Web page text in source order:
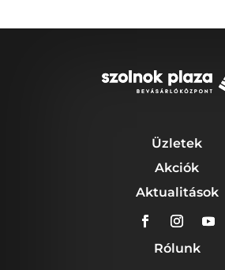
Üzletek
Akciók
Aktualitások
Rólunk